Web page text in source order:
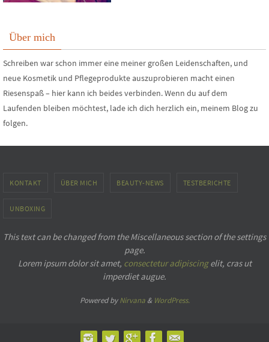
Über mich
Schreiben war schon immer eine meiner großen Leidenschaften, und
neue Kosmetik und Pflegeprodukte auszuprobieren macht einen
Riesenspaß – hier kann ich beides verbinden. Wenn du auf dem
Laufenden bleiben möchtest, lade ich dich herzlich ein, meinem Blog zu
folgen.
KONTAKT ÜBER MICH BEAUTY-NEWS TESTBERICHTE
UNBOXING
This text can be changed from the Miscellaneous section of the settings
page.
Lorem ipsumdolor sit amet, consectetur adipiscingelit, cras ut
imperdiet augue.
Powered byNirvana& WordPress.